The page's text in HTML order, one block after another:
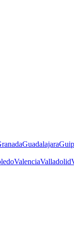
Guadalajara
ValenciaValladolid